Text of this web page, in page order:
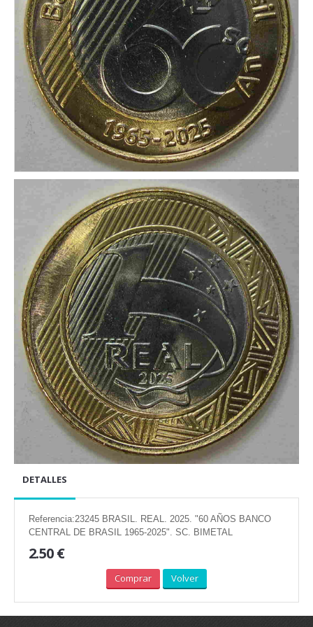
DETALLES
Referencia:23245 BRASIL. REAL. 2025. "60 AÑOS BANCO
CENTRAL DE BRASIL 1965-2025". SC. BIMETAL
2.50 €
Comprar Volver